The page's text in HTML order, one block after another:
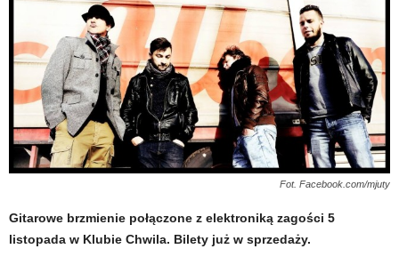
Fot. Facebook.com/mjuty
Gitarowe brzmienie połączone z elektroniką zagości 5
listopada w Klubie Chwila. Bilety już w sprzedaży.